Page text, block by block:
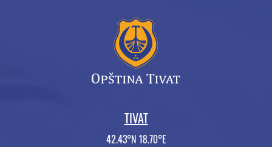
TIVAT
42.43°N 18.70°E